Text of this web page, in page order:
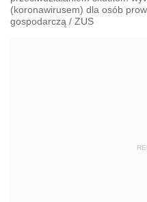
(koronawirusem) dla osób
gospodarczą / ZUS